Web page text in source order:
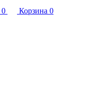
0 Корзина 0